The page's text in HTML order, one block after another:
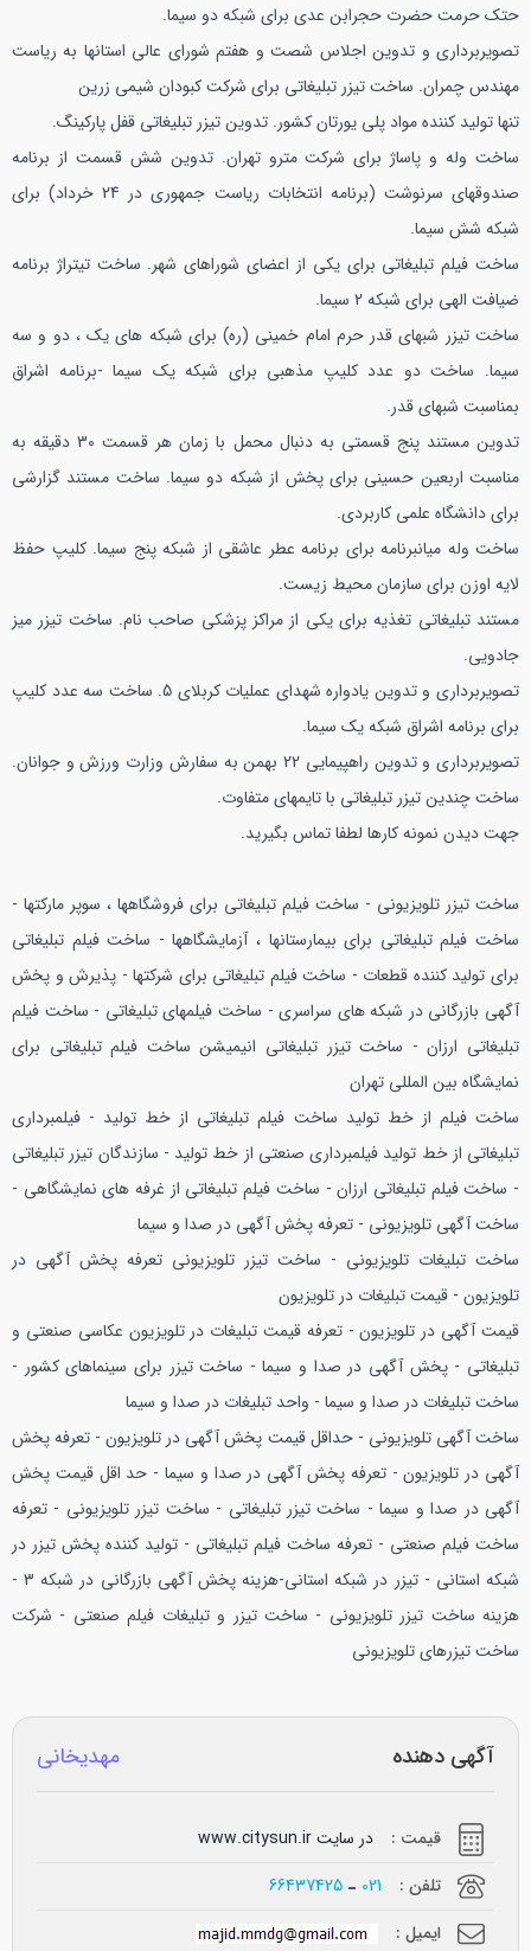
حتک حرمت حضرت حجرابن عدی برای شبکه دو سیما.
تصویربرداری و تدوین اجلاس شصت و هفتم شورای عالی استانها به ریاست
مهندس چمران. ساخت تیزر تبلیغاتی برای شرکت کبودان شیمی زرین
تنها تولید کننده مواد پلی یورتان کشور. تدوین تیزر تبلیغاتی قفل پارکینگ.
ساخت وله و پاساژ برای شرکت مترو تهران. تدوین شش قسمت از برنامه
صندوقهای سرنوشت (برنامه انتخابات ریاست جمهوری در 24 خرداد) برای
شبکه شش سیما.
ساخت فیلم تبلیغاتی برای یکی از اعضای شوراهای شهر. ساخت تیتراژ برنامه
ضیافت الهی برای شبکه 2 سیما.
ساخت تیزر شبهای قدر حرم امام خمینی (ره) برای شبکه های یک ، دو و سه
سیما. ساخت دو عدد کلیپ مذهبی برای شبکه یک سیما -برنامه اشراق
بمناسبت شبهای قدر.
تدوین مستند پنج قسمتی به دنبال محمل با زمان هر قسمت 30 دقیقه به
مناسبت اربعین حسینی برای پخش از شبکه دو سیما. ساخت مستند گزارشی
برای دانشگاه علمی کاربردی.
ساخت وله میانبرنامه برای برنامه عطر عاشقی از شبکه پنج سیما. کلیپ حفظ
لایه اوزن برای سازمان محیط زیست.
مستند تبلیغاتی تغذیه برای یکی از مراکز پزشکی صاحب نام. ساخت تیزر میز
جادویی.
تصویربرداری و تدوین یادواره شهدای عملیات کربلای 5.
ساخت سه عدد کلیپ
برای برنامه اشراق شبکه یک سیما.
تصویربرداری و تدوین راهپیمایی 22 بهمن به سفارش وزارت ورزش و جوانان.
ساخت چندین تیزر تبلیغاتی با تایمهای متفاوت.
جهت دیدن نمونه کارها لطفا تماس بگیرید.
ساخت تیزر تلویزیونی - ساخت فیلم تبلیغاتی برای فروشگاهها ، سوپر مارکتها -
ساخت فیلم تبلیغاتی برای بیمارستانها ، آزمایشگاهها - ساخت فیلم تبلیغاتی
برای تولید کننده قطعات - ساخت فیلم تبلیغاتی برای شرکتها - پذیرش و پخش
آگهی بازرگانی در شبکه های سراسری - ساخت فیلمهای تبلیغاتی - ساخت فیلم
تبلیغاتی ارزان - ساخت تیزر تبلیغاتی انیمیشنساخت فیلم تبلیغاتی برای
نمایشگاه بین المللی تهران
ساخت فیلم از خط تولید ساخت فیلم تبلیغاتی از خط تولید - فیلمبرداری
تبلیغاتی از خط تولید فیلمبرداری صنعتی از خط تولید - سازندگان تیزر تبلیغاتی
- ساخت فیلم تبلیغاتی ارزان - ساخت فیلم تبلیغاتی از غرفه های نمایشگاهی -
ساخت آگهی تلویزیونی - تعرفه پخش آگهی در صدا و سیما
ساخت تبلیغات تلویزیونی - ساخت تیزر تلویزیونی تعرفه پخش آگهی در
تلویزیون - قیمت تبلیغات در تلویزیون
قیمت آگهی در تلویزیون - تعرفه قیمت تبلیغات در تلویزیون عکاسی صنعتی و
تبلیغاتی - پخش آگهی در صدا و سیما - ساخت تیزر برای سینماهای کشور -
ساخت تبلیغات در صدا و سیما - واحد تبلیغات در صدا و سیما
ساخت آگهی تلویزیونی - حداقل قیمت پخش آگهی در تلویزیون - تعرفه پخش
آگهی در تلویزیون - تعرفه پخش آگهی در صدا و سیما - حد اقل قیمت پخش
آگهی در صدا و سیما - ساخت تیزر تبلیغاتی - ساخت تیزر تلویزیونی - تعرفه
ساخت فیلم صنعتی - تعرفه ساخت فیلم تبلیغاتی - تولید کننده پخش تیزر در
شبکه استانی - تیزر در شبکه استانی-هزینه پخش آگهی بازرگانی در شبکه 3 -
هزینه ساخت تیزر تلویزیونی - ساخت تیزر و تبلیغات فیلم صنعتی - شرکت
ساخت تیزرهای تلویزیونی
آگهی دهنده مهدیخانی
قیمت :
در سایت www.citysun.ir
تلفن :
021
66437425
ایمیل :